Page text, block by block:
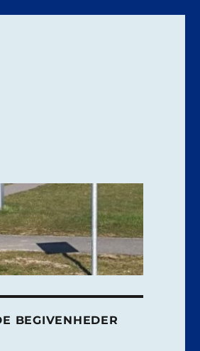
BEGIVENHEDER